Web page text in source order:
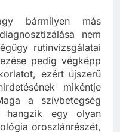
bármilyen más
nem
rutinvizsgálatai
pedig végképp
ezért újszerű
mikéntje
a szívbetegség
egy olyan